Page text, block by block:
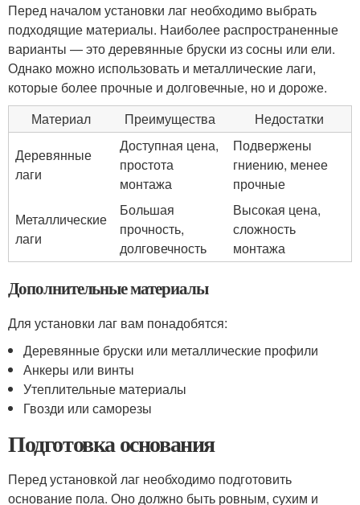
Перед началом установки лаг необходимо выбрать
подходящие материалы. Наиболее распространенные
варианты — это деревянные бруски из сосны или ели.
Однако можно использовать и металлические лаги,
которые более прочные и долговечные, но и дороже.
Материал
Преимущества
Недостатки
Деревянные
лаги
Доступная цена,
простота
монтажа
Подвержены
гниению, менее
прочные
Металлические
лаги
Большая
прочность,
долговечность
Высокая цена,
сложность
монтажа
Дополнительные материалы
Для установки лаг вам понадобятся:
Деревянные бруски или металлические профили
Анкеры или винты
Утеплительные материалы
Гвозди или саморезы
Подготовка основания
Перед установкой лаг необходимо подготовить
основание пола. Оно должно быть ровным, сухим и